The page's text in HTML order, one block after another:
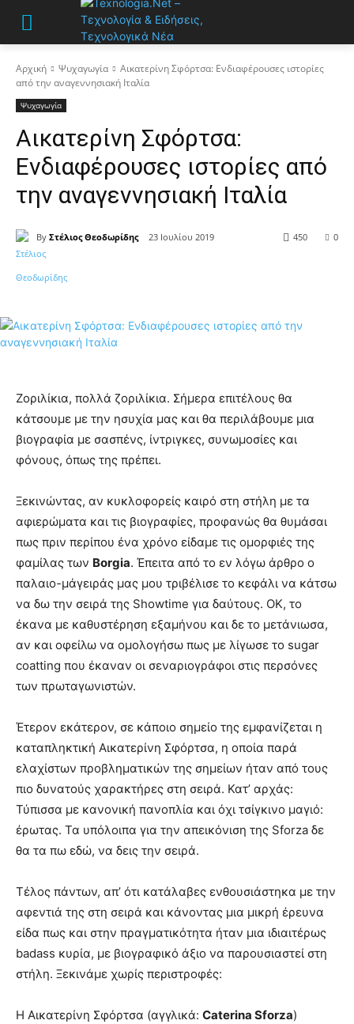
Αρχική Ψυχαγωγία
Αικατερίνη Σφόρτσα: Ενδιαφέρουσες ιστορίες
από την αναγεννησιακή Ιταλία
Ψυχαγωγία
Αικατερίνη Σφόρτσα:
Ενδιαφέρουσες ιστορίες από
την αναγεννησιακή Ιταλία
By Στέλιος Θεοδωρίδης 23 Ιουλίου 2019 0
450
Ζοριλίκια, πολλά ζοριλίκια. Σήμερα επιτέλους θα
κάτσουμε με την ησυχία μας και θα περιλάβουμε μια
βιογραφία με σασπένς, ίντριγκες, συνωμοσίες και
φόνους, όπως της πρέπει.
Ξεκινώντας, αν κυκλοφορείς καιρό στη στήλη με τα
αφιερώματα και τις βιογραφίες, προφανώς θα θυμάσαι
πως πριν περίπου ένα χρόνο είδαμε τις ομορφιές της
φαμίλας των Borgia. Έπειτα από το εν λόγω άρθρο ο
παλαιο-μάγειράς μας μου τριβέλισε το κεφάλι να κάτσω
να δω την σειρά της Showtime για δαύτους. ΟΚ, το
έκανα με καθυστέρηση εξαμήνου και δε το μετάνιωσα,
αν και οφείλω να ομολογήσω πως με λίγωσε το sugar
coatting που έκαναν οι σεναριογράφοι στις περσόνες
των πρωταγωνιστών.
Έτερον εκάτερον, σε κάποιο σημείο της εμφανίζεται η
καταπληκτική Αικατερίνη Σφόρτσα, η οποία παρά
ελαχίστων προβληματικών της σημείων ήταν από τους
πιο δυνατούς χαρακτήρες στη σειρά. Κατ’ αρχάς:
Τύπισσα με κανονική πανοπλία και όχι τσίγκινο μαγιό:
έρωτας. Τα υπόλοιπα για την απεικόνιση της Sforza δε
θα τα πω εδώ, να δεις την σειρά.
Τέλος πάντων, απ’ ότι κατάλαβες ενθουσιάστηκα με την
αφεντιά της στη σειρά και κάνοντας μια μικρή έρευνα
είδα πως και στην πραγματικότητα ήταν μια ιδιαιτέρως
badass κυρία, με βιογραφικό άξιο να παρουσιαστεί στη
στήλη. Ξεκινάμε χωρίς περιστροφές:
Η Αικατερίνη Σφόρτσα (αγγλικά: Caterina Sforza)